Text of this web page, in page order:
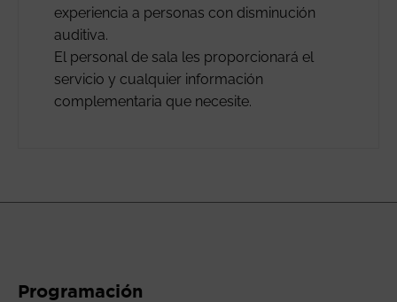
experiencia a personas con disminución
auditiva.
El personal de sala les proporcionará el
servicio y cualquier información
complementaria que necesite.
Programación